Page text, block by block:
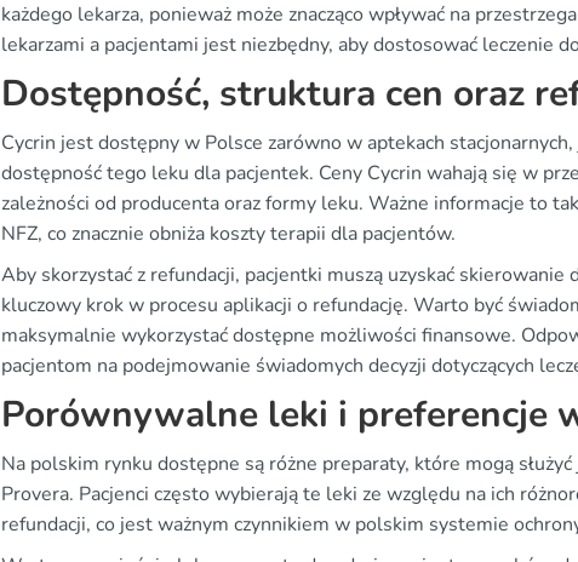
każdego lekarza, ponieważ może znacząco wpływać na
lekarzami a pacjentami jest niezbędny, aby dostosować leczenie
Dostępność, struktura cen oraz
Cycrin jest dostępny w Polsce zarówno w aptekach
dostępność tego leku dla pacjentek. Ceny Cycrin wahają się w
zależności od producenta oraz formy leku. Ważne informacje to
NFZ, co znacznie obniża koszty terapii dla pacjentów.
Aby skorzystać z refundacji, pacjentki muszą uzyskać
kluczowy krok w procesu aplikacji o refundację. Warto być
maksymalnie wykorzystać dostępne możliwości finansowe.
pacjentom na podejmowanie świadomych decyzji dotyczących
Porównywalne leki i preferencje
Na polskim rynku dostępne są różne preparaty, które mogą
Provera. Pacjenci często wybierają te leki ze względu na ich
refundacji, co jest ważnym czynnikiem w polskim systemie